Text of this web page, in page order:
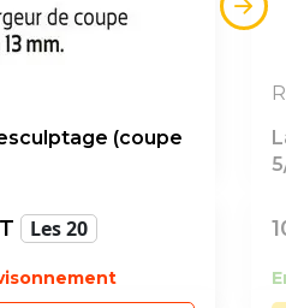
(coupe
Les 20